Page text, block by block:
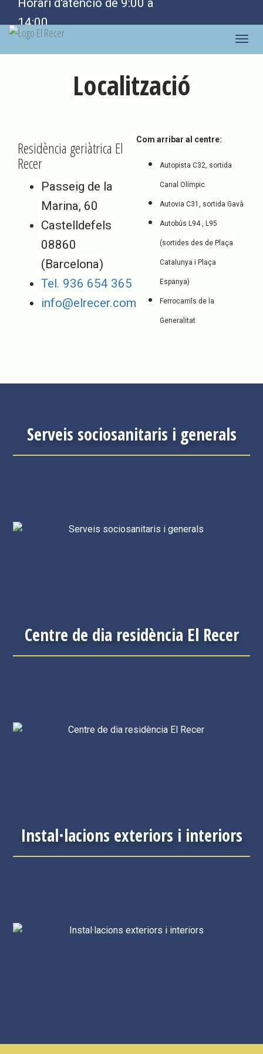
Horari d'atenció de 9:00 a
14:00
Toggle
Localització
Residència geriàtrica El
Recer
Passeig de la
Marina, 60
Castelldefels
08860
(Barcelona)
Tel. 936 654 365
info@elrecer.com
Com arribar al centre:
Autopista C32, sortida
Canal Olímpic
Autovia C31, sortida Gavà
Autobús L94 , L95
(sortides des de Plaça
Catalunya i Plaça
Espanya)
Ferrocarrils de la
Generalitat
Serveis sociosanitaris i generals
Centre de dia residència El Recer
Instal·lacions exteriors i interiors